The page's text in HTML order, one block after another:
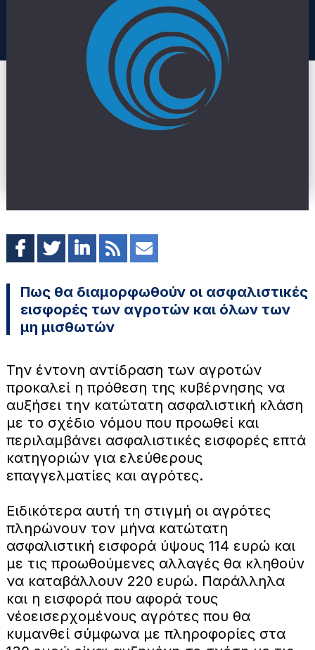
Πως θα διαμορφωθούν οι ασφαλιστικές
εισφορές των αγροτών και όλων των
μη μισθωτών
Την έντονη αντίδραση των αγροτών
προκαλεί η πρόθεση της κυβέρνησης να
αυξήσει την κατώτατη ασφαλιστική κλάση
με το σχέδιο νόμου που προωθεί και
περιλαμβάνει ασφαλιστικές εισφορές επτά
κατηγοριών για ελεύθερους
επαγγελματίες και αγρότες.
Ειδικότερα αυτή τη στιγμή οι αγρότες
πληρώνουν τον μήνα κατώτατη
ασφαλιστική εισφορά ύψους 114 ευρώ και
με τις προωθούμενες αλλαγές θα κληθούν
να καταβάλλουν 220 ευρώ. Παράλληλα
και η εισφορά που αφορά τους
νέοεισερχομένους αγρότες που θα
κυμανθεί σύμφωνα με πληροφορίες στα